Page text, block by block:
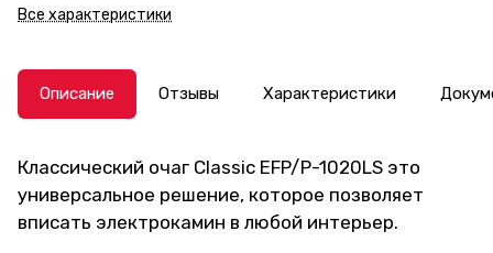
Все характеристики
Описание Отзывы Характеристики
Классический очаг Classic EFP/P-1020LS это
универсальное решение, которое позволяет
вписать электрокамин в любой интерьер.